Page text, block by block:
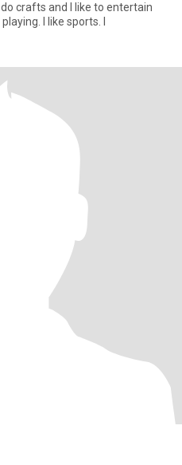
crafts and I like to entertain
I like sports. I